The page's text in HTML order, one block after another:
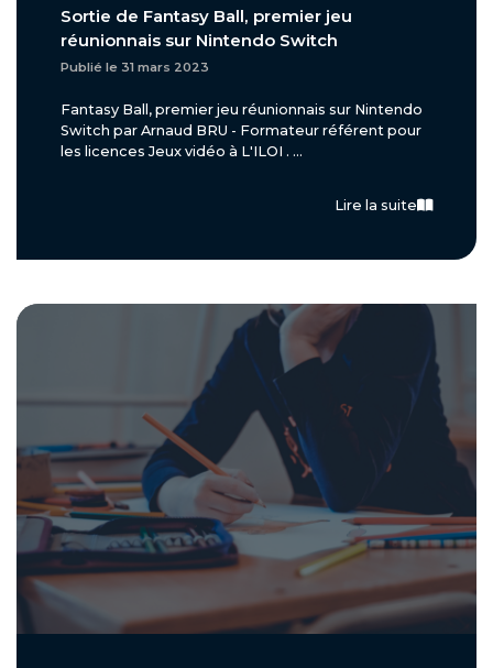
Sortie de Fantasy Ball, premier jeu
réunionnais sur Nintendo Switch
Publié le 31 mars 2023
Fantasy Ball, premier jeu réunionnais sur Nintendo
Switch par Arnaud BRU - Formateur référent pour
les licences Jeux vidéo à L'ILOI . ...
Lire la suite